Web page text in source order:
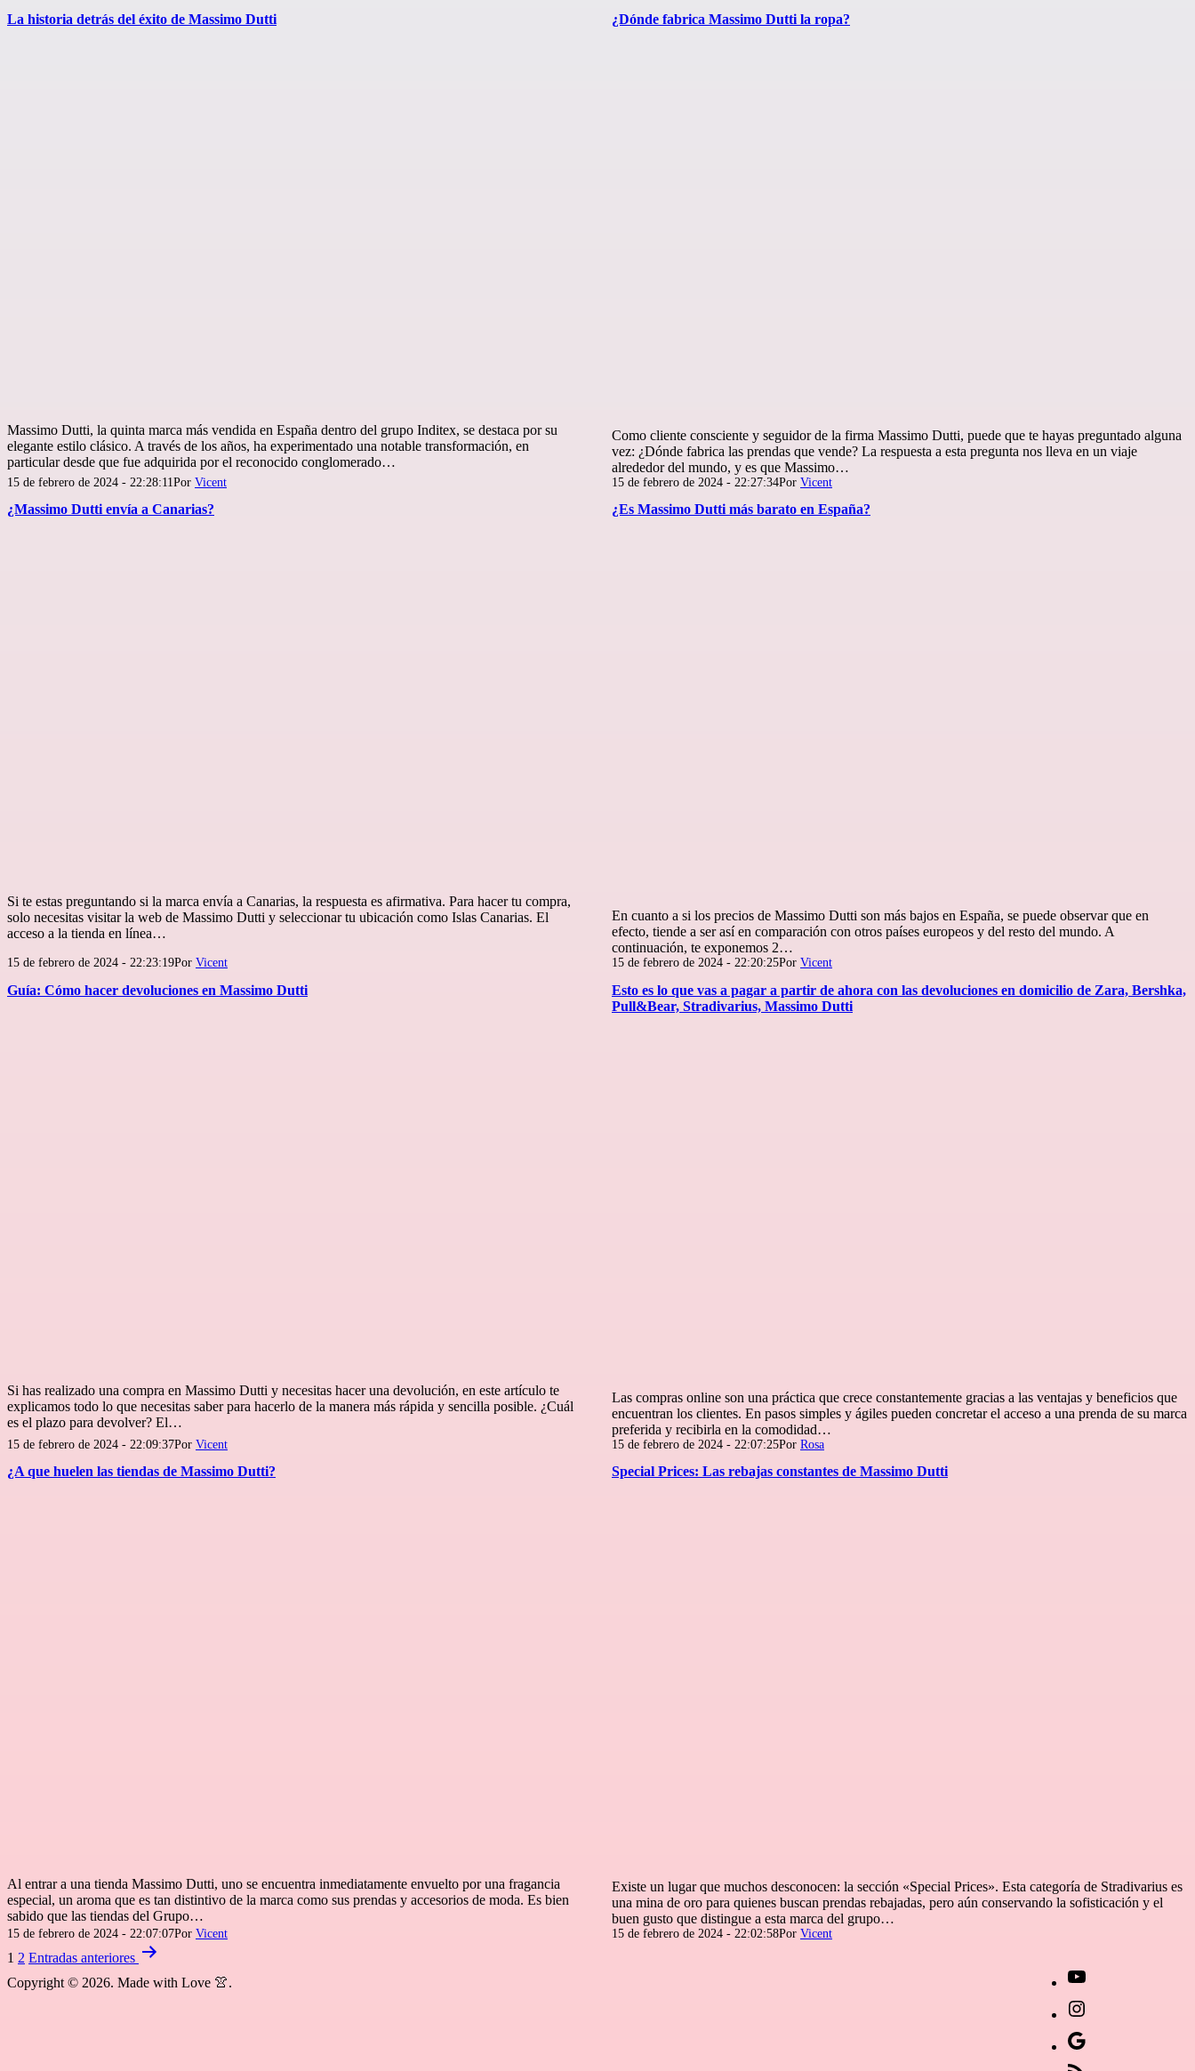
La historia detrás del éxito de Massimo Dutti
Massimo Dutti, la quinta marca más vendida en España dentro del grupo Inditex, se destaca por su
elegante estilo clásico. A través de los años, ha experimentado una notable transformación, en
particular desde que fue adquirida por el reconocido conglomerado…
Publicada
15 de febrero de 2024 - 22:28:11 Por Vicent
¿Dónde fabrica Massimo Dutti la ropa?
Como cliente consciente y seguidor de la firma Massimo Dutti, puede que te hayas preguntado alguna
vez: ¿Dónde fabrica las prendas que vende? La respuesta a esta pregunta nos lleva en un viaje
alrededor del mundo, y es que Massimo…
Publicada
15 de febrero de 2024 - 22:27:34Por Vicent
¿Massimo Dutti envía a Canarias?
Si te estas preguntando si la marca envía a Canarias, la respuesta es afirmativa. Para hacer tu compra,
solo necesitas visitar la web de Massimo Dutti y seleccionar tu ubicación como Islas Canarias. El
acceso a la tienda en línea…
Publicada
15 de febrero de 2024 - 22:23:19Por Vicent
¿Es Massimo Dutti más barato en España?
En cuanto a si los precios de Massimo Dutti son más bajos en España, se puede observar que en
efecto, tiende a ser así en comparación con otros países europeos y del resto del mundo. A
continuación, te exponemos 2…
Publicada
15 de febrero de 2024 - 22:20:25Por Vicent
Guía: Cómo hacer devoluciones en Massimo Dutti
Si has realizado una compra en Massimo Dutti y necesitas hacer una devolución, en este artículo te
explicamos todo lo que necesitas saber para hacerlo de la manera más rápida y sencilla posible. ¿Cuál
es el plazo para devolver? El…
Publicada
15 de febrero de 2024 - 22:09:37Por Vicent
Esto es lo que vas a pagar a partir de ahora con las devoluciones en domicilio de Zara, Bershka,
Pull&Bear, Stradivarius, Massimo Dutti
Las compras online son una práctica que crece constantemente gracias a las ventajas y beneficios que
encuentran los clientes. En pasos simples y ágiles pueden concretar el acceso a una prenda de su marca
preferida y recibirla en la comodidad…
Publicada
15 de febrero de 2024 - 22:07:25Por Rosa
¿A que huelen las tiendas de Massimo Dutti?
Al entrar a una tienda Massimo Dutti, uno se encuentra inmediatamente envuelto por una fragancia
especial, un aroma que es tan distintivo de la marca como sus prendas y accesorios de moda. Es bien
sabido que las tiendas del Grupo…
Publicada
15 de febrero de 2024 - 22:07:07Por Vicent
Special Prices: Las rebajas constantes de Massimo Dutti
Existe un lugar que muchos desconocen: la sección «Special Prices». Esta categoría de Stradivarius es
una mina de oro para quienes buscan prendas rebajadas, pero aún conservando la sofisticación y el
buen gusto que distingue a esta marca del grupo…
Publicada
15 de febrero de 2024 - 22:02:58Por Vicent
Paginación
de
1 2 Entradas anteriores
Copyright © 2026. Made with Love 👚.